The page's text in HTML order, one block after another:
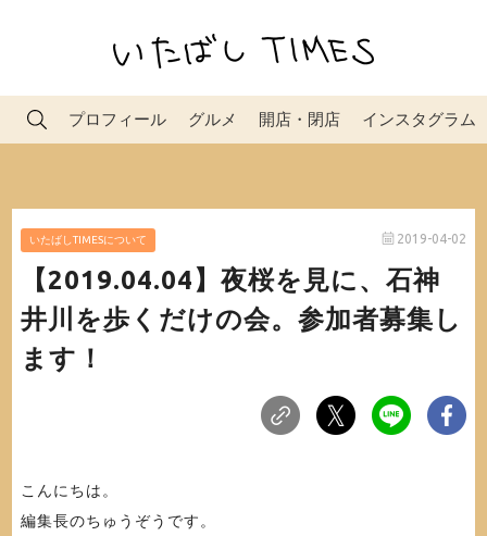
プロフィール グルメ 開店・閉店 インスタグラム
いたばしTIMESについて 2019-04-02
【2019.04.04】夜桜を見に、石神
井川を歩くだけの会。参加者募集し
ます！
こんにちは。
編集長のちゅうぞうです。